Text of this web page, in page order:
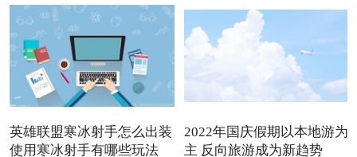
英雄联盟寒冰射手怎么出装
使用寒冰射手有哪些玩法
2022年国庆假期以本地游为
主 反向旅游成为新趋势